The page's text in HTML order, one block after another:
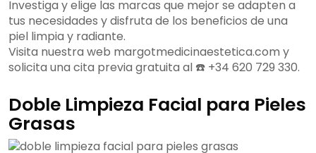
Investiga y elige las marcas que mejor se adapten a
tus necesidades y disfruta de los beneficios de una
piel limpia y radiante.
Visita nuestra web margotmedicinaestetica.com y
solicita una cita previa gratuita al ☎️ +34 620 729 330.
Doble Limpieza Facial para Pieles
Grasas